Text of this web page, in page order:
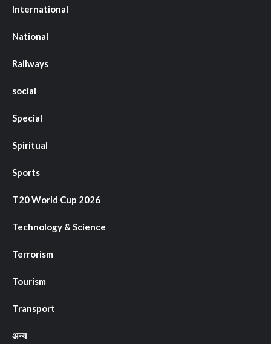
International
National
Railways
social
Special
Spiritual
Sports
T20 World Cup 2026
Technology & Science
Terrorism
Tourism
Transport
अन्य